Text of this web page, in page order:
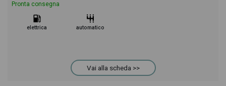
Pronta consegna
elettrica automatico
Vai alla scheda >>